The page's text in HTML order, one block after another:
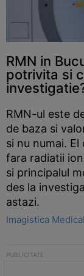
RMN in
potrivita si
RMN-ul este
de baza si
si nu numai.
fara radiatii
si principalul
des la
astazi.
Imagistica